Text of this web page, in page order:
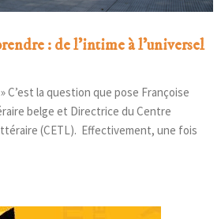
: de l’intime à l’universel
C’est la question que pose Françoise
belge et Directrice du Centre
(CETL). Effectivement, une fois